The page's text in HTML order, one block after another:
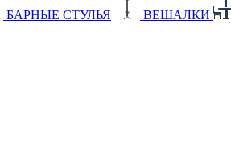
БАРНЫЕ СТУЛЬЯ ВЕШАЛКИ